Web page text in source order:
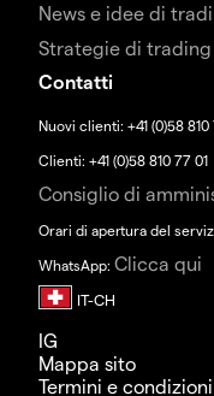
News e idee di
Strategie di trading
Contatti
Nuovi clienti: +41 (0)58 810
Clienti: +41 (0)58 810 77 01
Consiglio di
Orari di apertura del
WhatsApp: Clicca qui
IG
Mappa sito
Termini e condizioni